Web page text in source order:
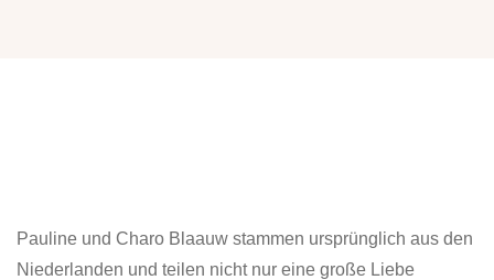
Pauline und Charo Blaauw stammen ursprünglich aus den
Niederlanden und teilen nicht nur eine große Liebe